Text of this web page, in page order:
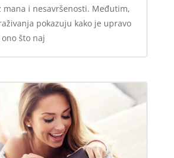
mana i nesavršenosti. Međutim,
pokazuju kako je upravo
što naj